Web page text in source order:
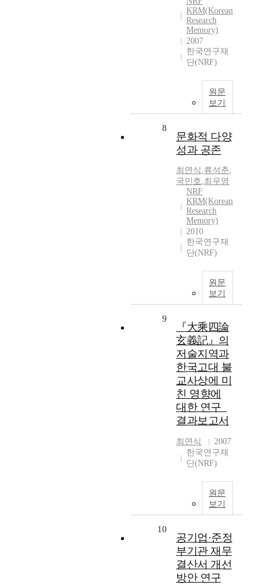
KRM(Korean
Research
Memory)
2007
한국연구재
단(NRF)
원문
보기
8
문화적 다양
성과 공존
최연식 ,류석춘,
국민호,최우영
NRF
KRM(Korean
Research
Memory)
2010
한국연구재
단(NRF)
원문
보기
9
『大乘四論
玄義記』의
저술지역과
한국고대 불
교사상에 미
친 영향에
대한 연구_
결과보고서
최연식
2007
한국연구재
단(NRF)
원문
보기
10
공기업·준정
부기관 재무
결산서 개선
방안 연구